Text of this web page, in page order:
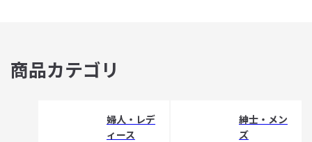
商品カテゴリ
婦人・レデ
ィース
紳士・メン
ズ